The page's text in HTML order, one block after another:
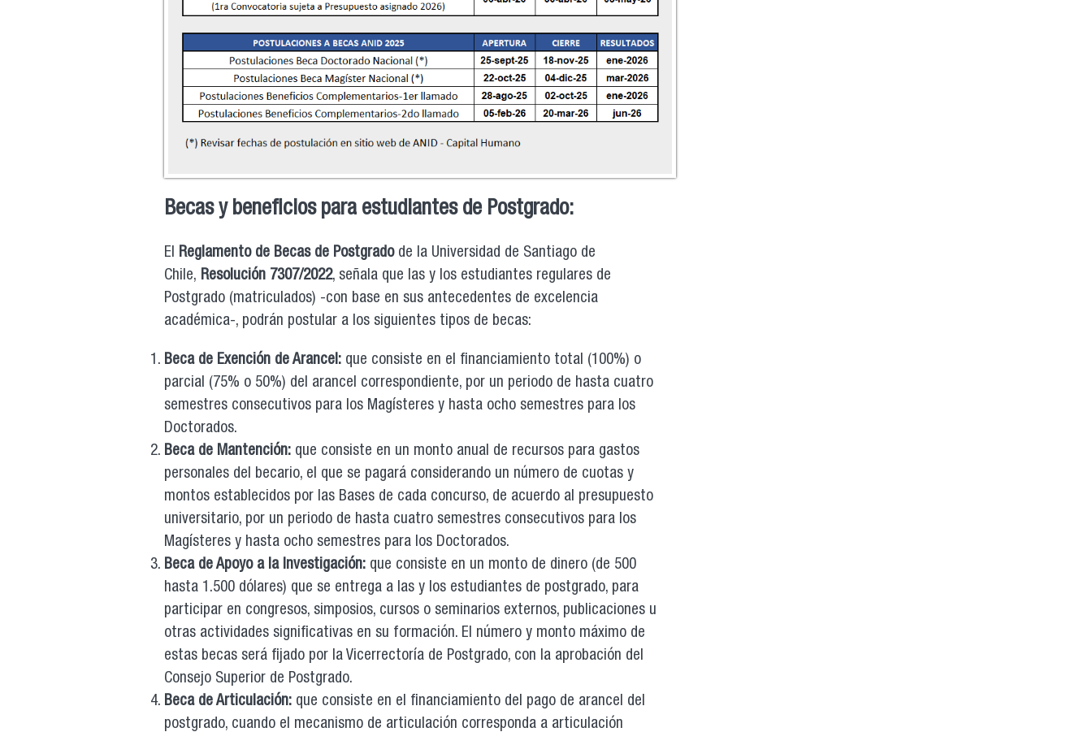
Becas y beneficios para estudiantes de Postgrado:
El Reglamento de Becas de Postgradode la Universidad de Santiago de
Chile, Resolución 7307/2022, señala que las y los estudiantes regulares de
Postgrado (matriculados) -con base en sus antecedentes de excelencia
académica-, podrán postular a los siguientes tipos de becas:
Beca de Exención de Arancel: que consiste en el financiamiento total (100%) o
parcial (75% o 50%) del arancel correspondiente, por un periodo de hasta cuatro
semestres consecutivos para los Magísteres y hasta ocho semestres para los
Doctorados.
Beca de Mantención: que consiste en un monto anual de recursos para gastos
personales del becario, el que se pagará considerando un número de cuotas y
montos establecidos por las Bases de cada concurso, de acuerdo al presupuesto
universitario, por un periodo de hasta cuatro semestres consecutivos para los
Magísteres y hasta ocho semestres para los Doctorados.
Beca de Apoyo a la Investigación: que consiste en un monto de dinero (de 500
hasta 1.500 dólares) que se entrega a las y los estudiantes de postgrado, para
participar en congresos, simposios, cursos o seminarios externos, publicaciones u
otras actividades significativas en su formación. El número y monto máximo de
estas becas será fijado por la Vicerrectoría de Postgrado, con la aprobación del
Consejo Superior de Postgrado.
Beca de Articulación: que consiste en el financiamiento del pago de arancel del
postgrado, cuando el mecanismo de articulación corresponda a articulación